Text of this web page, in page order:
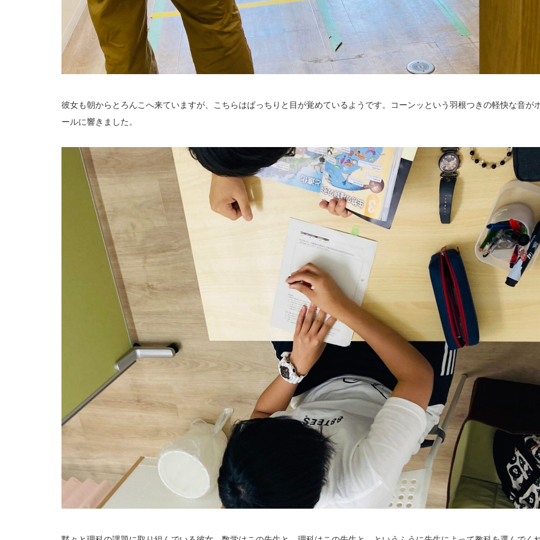
彼女も朝からとろんこへ来ていますが、こちらはぱっちりと目が覚めているようです。コーンッという羽根つきの軽快な音が
ールに響きました。